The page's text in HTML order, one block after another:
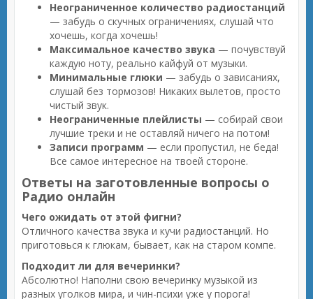
Неограниченное количество радиостанций
— забудь о скучных ограничениях, слушай что
хочешь, когда хочешь!
Максимальное качество звука — почувствуй
каждую ноту, реально кайфуй от музыки.
Минимальные глюки — забудь о зависаниях,
слушай без тормозов! Никаких вылетов, просто
чистый звук.
Неограниченные плейлисты — собирай свои
лучшие треки и не оставляй ничего на потом!
Записи программ — если пропустил, не беда!
Все самое интересное на твоей стороне.
Ответы на заготовленные вопросы о
Радио онлайн
Чего ожидать от этой фигни?
Отличного качества звука и кучи радиостанций. Но
приготовься к глюкам, бывает, как на старом компе.
Подходит ли для вечеринки?
Абсолютно! Наполни свою вечеринку музыкой из
разных уголков мира, и чин-психи уже у порога!